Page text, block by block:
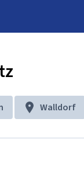
Walldorf